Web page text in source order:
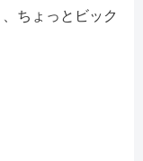
ちょっとビック